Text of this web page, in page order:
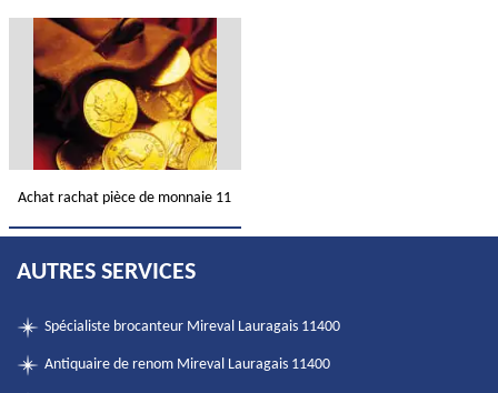
Achat rachat pièce de monnaie 11
AUTRES SERVICES
Spécialiste brocanteur Mireval Lauragais 11400
Antiquaire de renom Mireval Lauragais 11400